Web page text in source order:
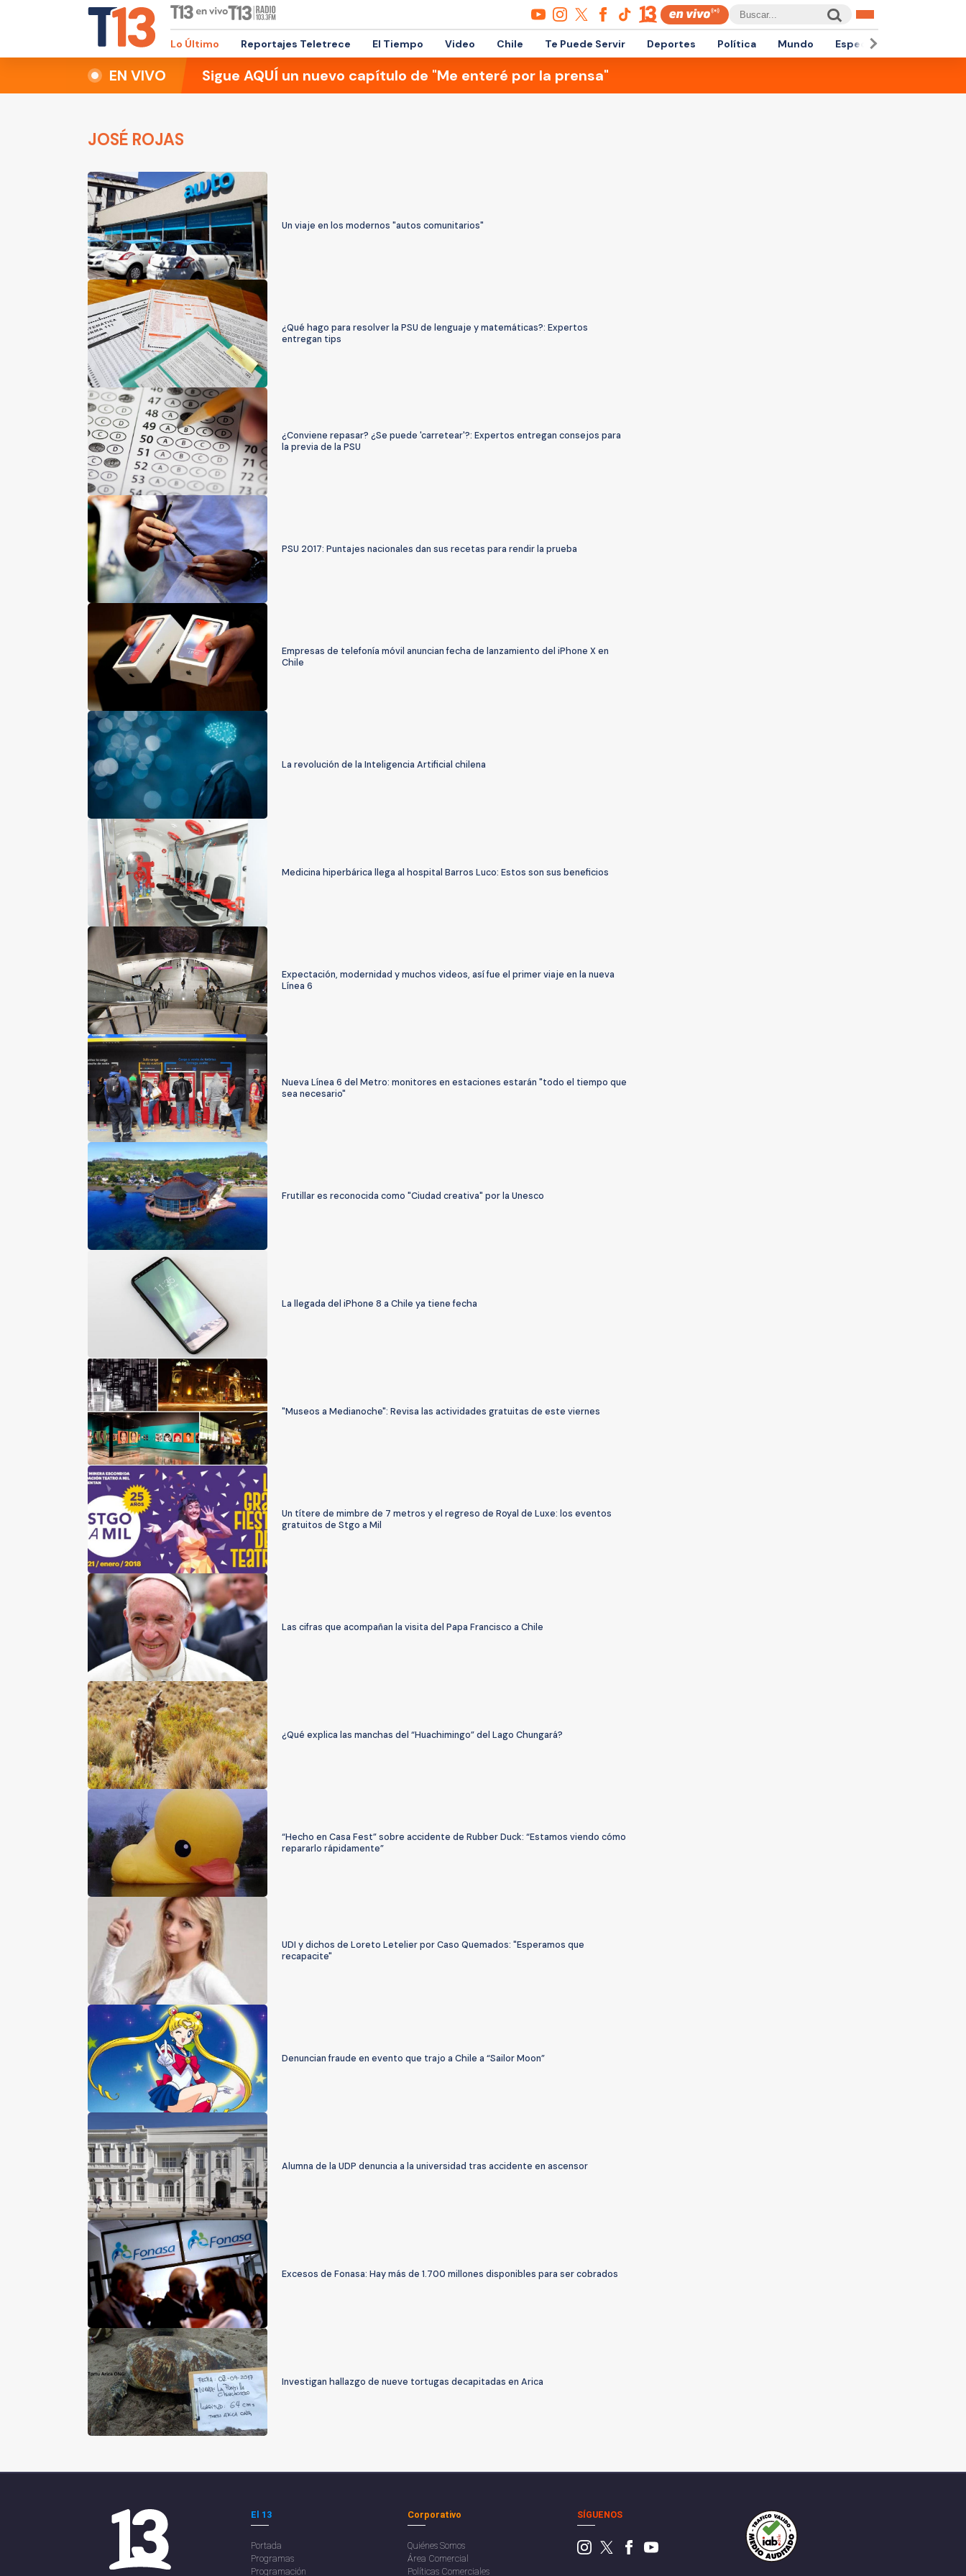
Lo Último Reportajes Teletrece El Tiempo Video Chile Te Puede Servir Deportes Política Mundo Espectáculos
EN VIVO Sigue AQUÍ un nuevo capítulo de "Me enteré por la prensa"
JOSÉ ROJAS
Un viaje en los modernos "autos comunitarios"
¿Qué hago para resolver la PSU de lenguaje y matemáticas?: Expertos
entregan tips
¿Conviene repasar? ¿Se puede 'carretear'?: Expertos entregan consejos para
la previa de la PSU
PSU 2017: Puntajes nacionales dan sus recetas para rendir la prueba
Empresas de telefonía móvil anuncian fecha de lanzamiento del iPhone X en
Chile
La revolución de la Inteligencia Artificial chilena
Medicina hiperbárica llega al hospital Barros Luco: Estos son sus beneficios
Expectación, modernidad y muchos videos, así fue el primer viaje en la nueva
Línea 6
Nueva Línea 6 del Metro: monitores en estaciones estarán "todo el tiempo que
sea necesario"
Frutillar es reconocida como "Ciudad creativa" por la Unesco
La llegada del iPhone 8 a Chile ya tiene fecha
"Museos a Medianoche": Revisa las actividades gratuitas de este viernes
Un títere de mimbre de 7 metros y el regreso de Royal de Luxe: los eventos
gratuitos de Stgo a Mil
Las cifras que acompañan la visita del Papa Francisco a Chile
¿Qué explica las manchas del “Huachimingo” del Lago Chungará?
“Hecho en Casa Fest” sobre accidente de Rubber Duck: “Estamos viendo cómo
repararlo rápidamente”
UDI y dichos de Loreto Letelier por Caso Quemados: "Esperamos que
recapacite"
Denuncian fraude en evento que trajo a Chile a “Sailor Moon”
Alumna de la UDP denuncia a la universidad tras accidente en ascensor
Excesos de Fonasa: Hay más de 1.700 millones disponibles para ser cobrados
Investigan hallazgo de nueve tortugas decapitadas en Arica
El 13
Portada
Programas
Programación
Corporativo
Quiénes Somos
Área Comercial
Políticas Comerciales
SÍGUENOS